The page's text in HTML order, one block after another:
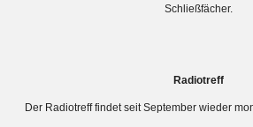
Schließfächer.
Radiotreff
Der Radiotreff findet seit September wieder